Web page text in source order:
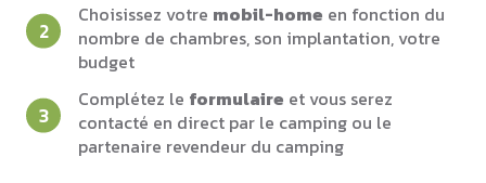
Choisissez votre mobil-home en fonction du
nombre de chambres, son implantation, votre
budget
Complétez le formulaire et vous serez
contacté en direct par le camping ou le
partenaire revendeur du camping